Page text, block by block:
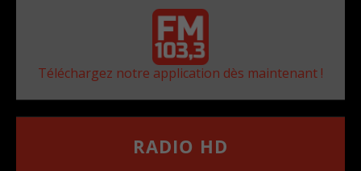
Téléchargez notre application dès maintenant !
RADIO HD